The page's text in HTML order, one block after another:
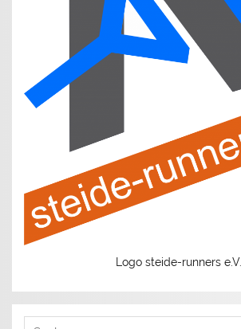
Logo steide-runners e.V.